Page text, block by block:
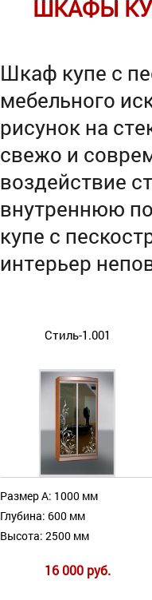
ШКАФЫ
Шкаф купе с
мебельного
рисунок на
свежо и
воздействие
внутреннюю
купе с
интерьер
Стиль-1.001
Размер А: 1000 мм
Глубина: 600 мм
Высота: 2500 мм
16 000 руб.